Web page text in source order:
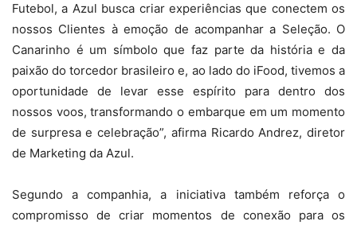
Futebol, a Azul busca criar experiências que conectem os
nossos Clientes à emoção de acompanhar a Seleção. O
Canarinho é um símbolo que faz parte da história e da
paixão do torcedor brasileiro e, ao lado do iFood, tivemos a
oportunidade de levar esse espírito para dentro dos
nossos voos, transformando o embarque em um momento
de surpresa e celebração”, afirma Ricardo Andrez, diretor
de Marketing da Azul.
Segundo a companhia, a iniciativa também reforça o
compromisso de criar momentos de conexão para os